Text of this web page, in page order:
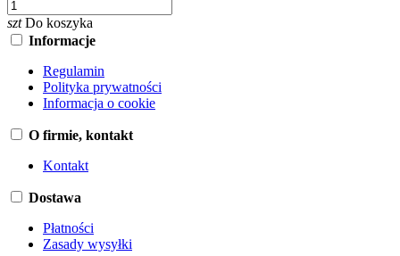
szt Do koszyka
Informacje
Regulamin
Polityka prywatności
Informacja o cookie
O firmie, kontakt
Kontakt
Dostawa
Płatności
Zasady wysyłki